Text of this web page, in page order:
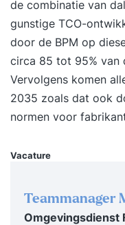
de combinatie van
gunstige TCO-
door de BPM op
circa 85 tot 95% van
Vervolgens komen
2035 zoals dat ook
normen voor
Vacature
Teammanager
Omgevingsdienst